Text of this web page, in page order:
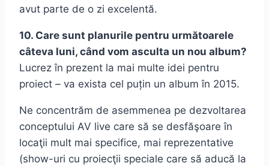
avut parte de o zi excelentă.
10. Care sunt planurile pentru următoarele
câteva luni, când vom asculta un nou album?
Lucrez în prezent la mai multe idei pentru
proiect – va exista cel puțin un album în 2015.
Ne concentrăm de asemmenea pe dezvoltarea
conceptului AV live care să se desfăşoare în
locaţii mult mai specifice, mai reprezentative
(show-uri cu proiecţii speciale care să aducă la